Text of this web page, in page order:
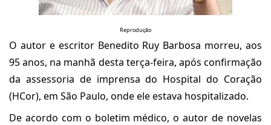
Reprodução
O autor e escritor Benedito Ruy Barbosa morreu, aos
95 anos, na manhã desta terça-feira, após confirmação
da assessoria de imprensa do Hospital do Coração
(HCor), em São Paulo, onde ele estava hospitalizado.
De acordo com o boletim médico, o autor de novelas